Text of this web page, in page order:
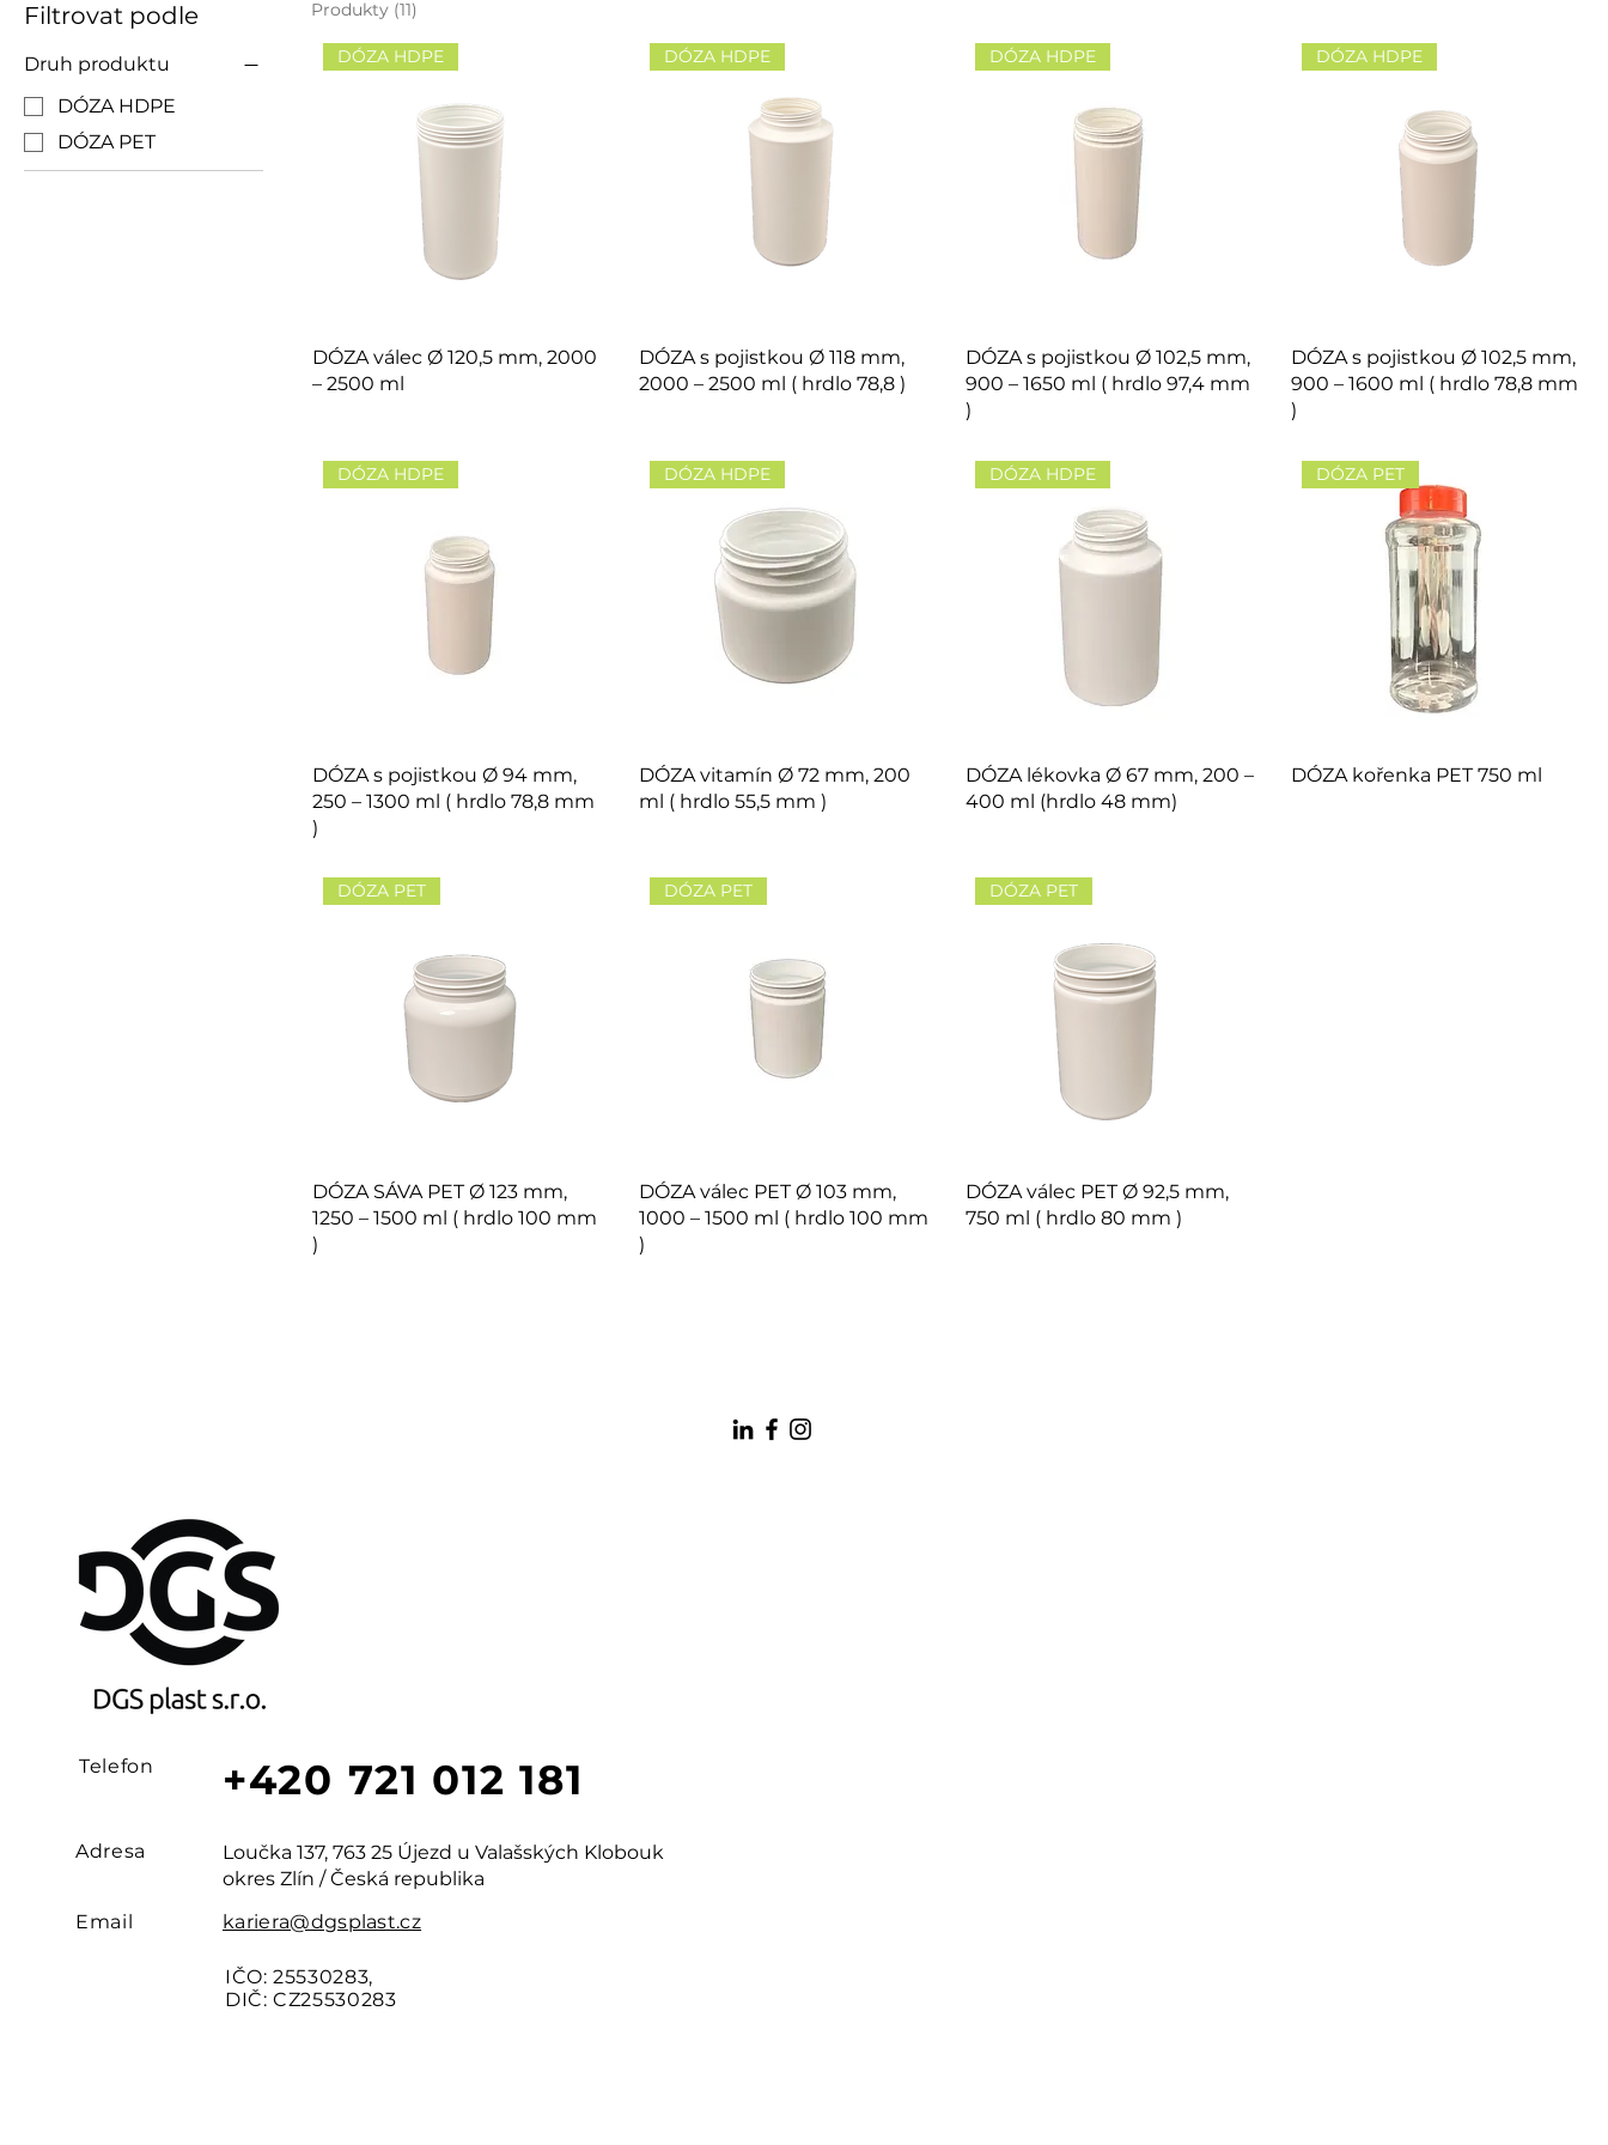
Filtrovat podle
Druh produktu
DÓZA HDPE
DÓZA PET
Produkty (11)
DÓZA HDPE
DÓZA válec Ø 120,5 mm, 2000
– 2500 ml
DÓZA HDPE
DÓZA s pojistkou Ø 118 mm,
2000 – 2500 ml ( hrdlo 78,8 )
DÓZA HDPE
DÓZA s pojistkou Ø 102,5 mm,
900 – 1650 ml ( hrdlo 97,4 mm
)
DÓZA HDPE
DÓZA s pojistkou Ø 102,5 mm,
900 – 1600 ml ( hrdlo 78,8 mm
)
DÓZA HDPE
DÓZA s pojistkou Ø 94 mm,
250 – 1300 ml ( hrdlo 78,8 mm
)
DÓZA HDPE
DÓZA vitamín Ø 72 mm, 200
ml ( hrdlo 55,5 mm )
DÓZA HDPE
DÓZA lékovka Ø 67 mm, 200 –
400 ml (hrdlo 48 mm)
DÓZA PET
DÓZA kořenka PET 750 ml
DÓZA PET
DÓZA SÁVA PET Ø 123 mm,
1250 – 1500 ml ( hrdlo 100 mm
)
DÓZA PET
DÓZA válec PET Ø 103 mm,
1000 – 1500 ml ( hrdlo 100 mm
)
DÓZA PET
DÓZA válec PET Ø 92,5 mm,
750 ml ( hrdlo 80 mm )
Telefon
Adresa
Email
+420 721 012 181
Loučka 137, 763 25 Újezd u Valašských Klobouk
okres Zlín / Česká republika
kariera@dgsplast.cz
IČO: 25530283,
DIČ: CZ25530283